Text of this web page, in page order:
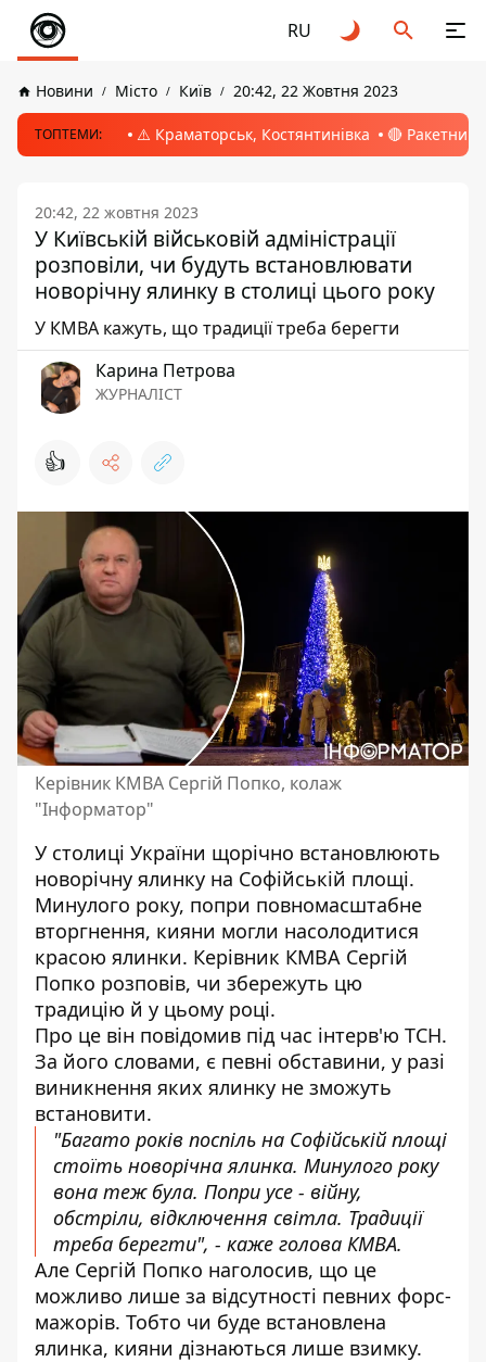
RU
Новини Місто Київ 20:42, 22 Жовтня 2023
ТОПТЕМИ: ⚠️ Краматорськ, Костянтинівка 🔴 Ракетний
20:42, 22 жовтня 2023
У Київській військовій адміністрації
розповіли, чи будуть встановлювати
новорічну ялинку в столиці цього року
У КМВА кажуть, що традиції треба берегти
Карина Петрова
ЖУРНАЛІСТ
👍
Керівник КМВА Сергій Попко, колаж
"Інформатор"
У столиці України щорічно встановлюють
новорічну ялинку на Софійській площі.
Минулого року, попри повномасштабне
вторгнення, кияни могли насолодитися
красою ялинки. Керівник КМВА Сергій
Попко розповів, чи збережуть цю
традицію й у цьому році.
Про це він повідомив під час інтерв'ю ТСН.
За його словами, є певні обставини, у разі
виникнення яких ялинку не зможуть
встановити.
"Багато років поспіль на Софійській площі
стоїть новорічна ялинка. Минулого року
вона теж була. Попри усе - війну,
обстріли, відключення світла. Традиції
треба берегти", - каже голова КМВА.
Але Сергій Попко наголосив, що це
можливо лише за відсутності певних форс-
мажорів. Тобто чи буде встановлена
ялинка, кияни дізнаються лише взимку.